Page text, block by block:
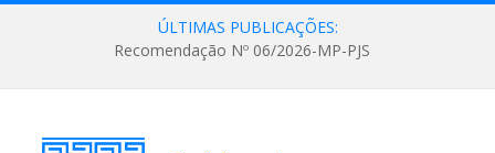
ÚLTIMAS PUBLICAÇÕES:
Recomendação Nº 06/2026-MP-PJS